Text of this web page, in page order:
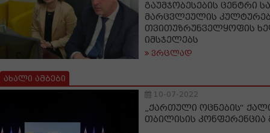
გაუმჯობესების ცენტრი
მარცვლეულის
თვითუზრუნველყოფის
იმსჯელებს
ვრცლად
ახალი ამბები
10-07-2022
„ქართული ოცნების“
თბილისის კონფერენცია